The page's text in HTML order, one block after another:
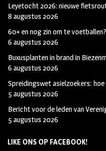
Leyetocht 2026: nieuwe
8 augustus 2026
60+ en nog zin om te
6 augustus 2026
Buxusplanten in brand in
6 augustus 2026
Spreidingswet asielzoekers:
5 augustus 2026
Bericht voor de leden van
5 augustus 2026
LIKE ONS OP FACEBOOK!